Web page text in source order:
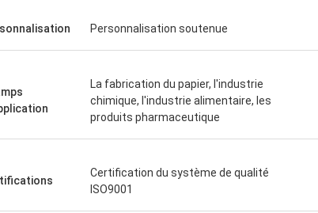
Personnalisation soutenue
La fabrication du papier, l'industrie
chimique, l'industrie alimentaire, les
produits pharmaceutique
Certification du système de qualité
ISO9001